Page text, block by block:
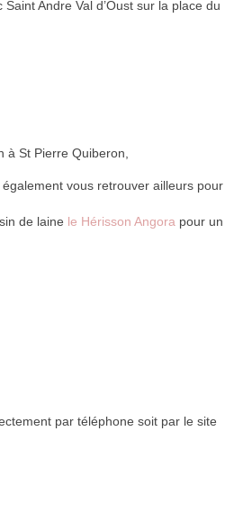
Andre Val d’Oust sur la place du
St Pierre Quiberon,
vous retrouver ailleurs pour
de laine le Hérisson Angora pour un
par téléphone soit par le site